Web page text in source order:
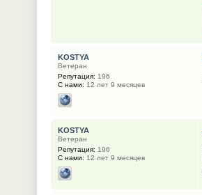
KOSTYA
Ветеран
Репутация: 196
С нами: 12 лет 9 месяцев
KOSTYA
Ветеран
Репутация: 196
С нами: 12 лет 9 месяцев